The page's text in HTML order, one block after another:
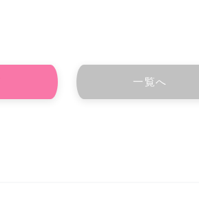
一覧へ